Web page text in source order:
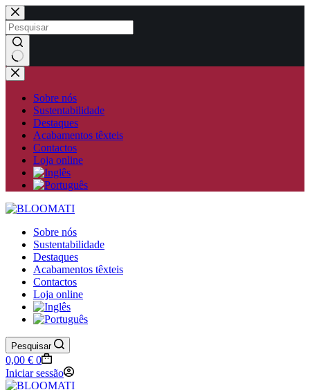
Pular
para
o
conteúdo
Sem
resultados
Sobre nós
Sustentabilidade
Destaques
Acabamentos têxteis
Contactos
Loja online
Sobre nós
Sustentabilidade
Destaques
Acabamentos têxteis
Contactos
Loja online
Pesquisar
Carrinho
de
compras
0,00 € 0
Iniciar sessão